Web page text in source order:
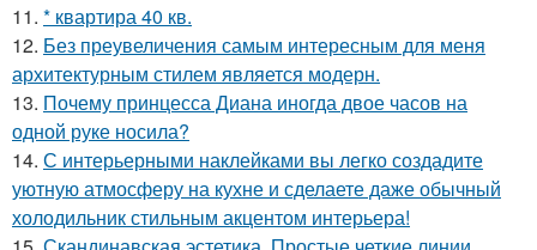
11. * квартира 40 кв.
12. Без преувеличения самым интересным для меня
архитектурным стилем является модерн.
13. Почему принцесса Диана иногда двое часов на
одной руке носила?
14. С интерьерными наклейками вы легко создадите
уютную атмосферу на кухне и сделаете даже обычный
холодильник стильным акцентом интерьера!